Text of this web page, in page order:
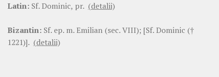
Latin: Sf. Dominic, pr. (detalii)
Bizantin: Sf. ep. m. Emilian (sec. VIII); [Sf. Dominic (†
1221)]. (detalii)